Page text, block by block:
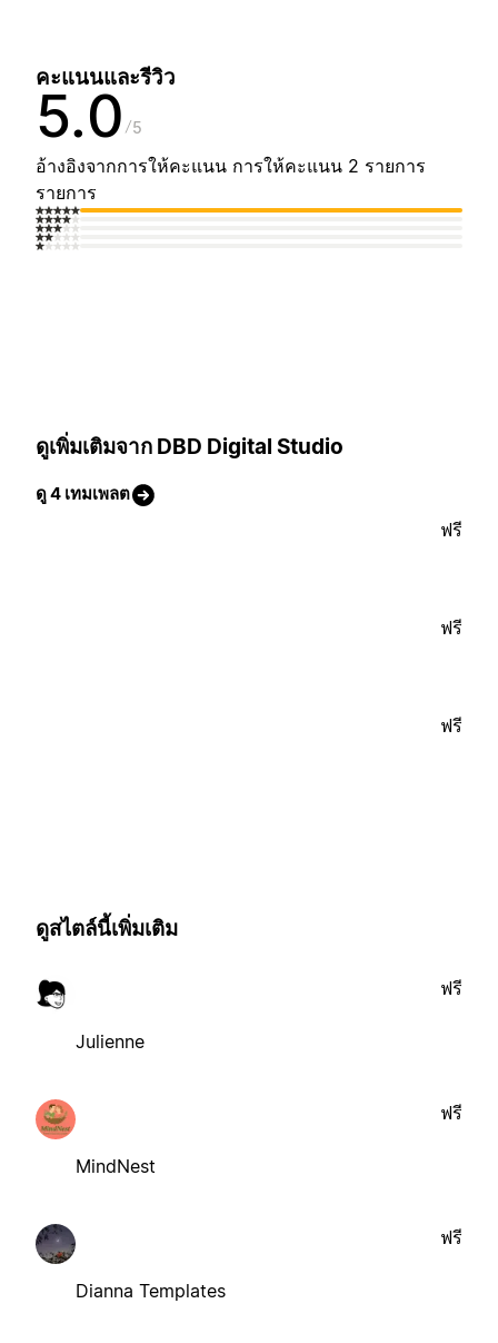
คะแนนและรีวิว
5.0 5
อ้างอิงจากการให้คะแนน การให้คะแนน 2 รายการ
รายการ
ดูเพิ่มเติมจาก DBD Digital Studio
ดู 4 เทมเพลต
ฟรี
ฟรี
ฟรี
ดูสไตล์นี้เพิ่มเติม
Julienne
ฟรี
MindNest
ฟรี
Dianna Templates
ฟรี